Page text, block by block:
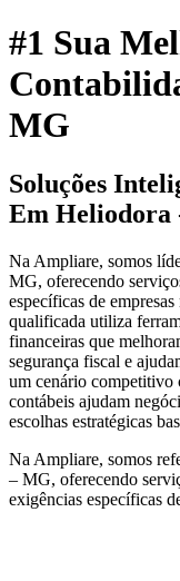
#1 Sua
MG
Soluções
Em Heliodora
Na Ampliare, somos
MG, oferecendo
específicas de
qualificada utiliza
financeiras que
segurança fiscal e
um cenário competitivo
contábeis ajudam
escolhas estratégicas
Na Ampliare, somos
– MG, oferecendo
exigências específicas